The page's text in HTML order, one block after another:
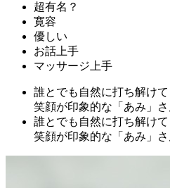
超有名？
寛容
優しい
お話上手
マッサージ上手
誰とでも自然に打ち解け
笑顔が印象的な「あみ」さ
誰とでも自然に打ち解け
笑顔が印象的な「あみ」さ